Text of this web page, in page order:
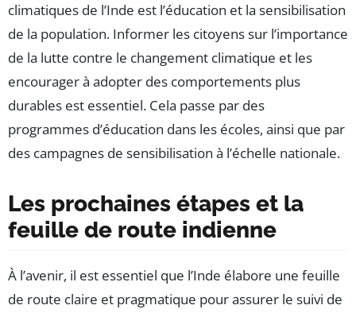
climatiques de l’Inde est l’éducation et la sensibilisation
de la population. Informer les citoyens sur l’importance
de la lutte contre le changement climatique et les
encourager à adopter des comportements plus
durables est essentiel. Cela passe par des
programmes d’éducation dans les écoles, ainsi que par
des campagnes de sensibilisation à l’échelle nationale.
Les prochaines étapes et la
feuille de route indienne
À l’avenir, il est essentiel que l’Inde élabore une feuille
de route claire et pragmatique pour assurer le suivi de